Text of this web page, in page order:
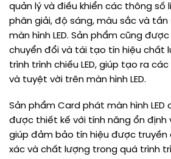
quản lý và điều khiển các thông số
phân giải, độ sáng, màu sắc và
màn hình LED. Sản phẩm cũng
chuyển đổi và tái tạo tín hiệu chất
trình trình chiếu LED, giúp tạo ra
và tuyệt vời trên màn hình LED.
Sản phẩm Card phát màn hình LED
được thiết kế với tính năng ổn định
giúp đảm bảo tín hiệu được truyền
xác và chất lượng trong quá trình